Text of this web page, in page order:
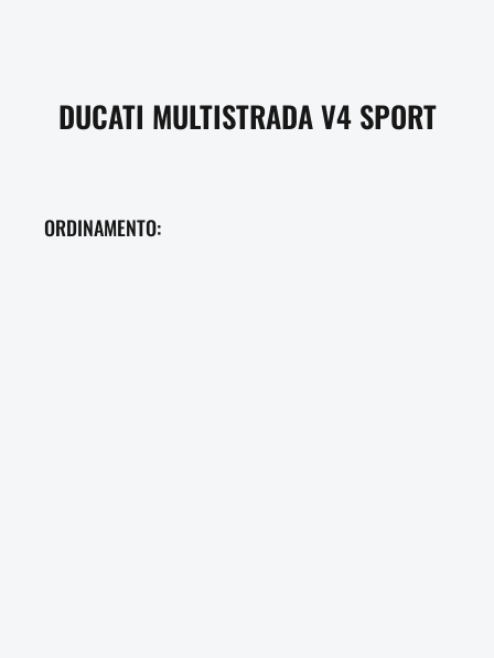
DUCATI MULTISTRADA V4 SPORT
ORDINAMENTO: